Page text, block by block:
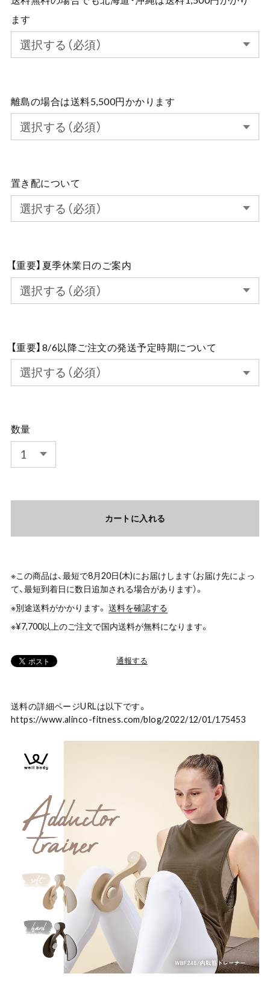
ます
離島の場合は送料5,500円かかります
置き配について
【重要】夏季休業日のご案内
【重要】8/6以降ご注文の発送予定時期について
数量
カートに入れる
※この商品は、最短で8月20日(木)にお届けします（お届け先によっ
て、最短到着日に数日追加される場合があります）。
※別途送料がかかります。 送料を確認する
※¥7,700以上のご注文で国内送料が無料になります。
通報する
送料の詳細ページURLは以下です。
https://www.alinco-fitness.com/blog/2022/12/01/175453